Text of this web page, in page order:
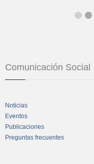
Comunicación Social
Noticias
Eventos
Publicaciones
Preguntas frecuentes